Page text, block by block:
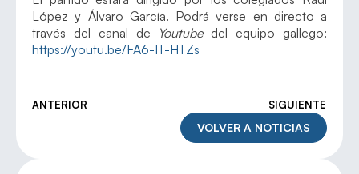
López y Álvaro García. Podrá verse en directo a
través del canal de
Youtubedel equipo gallego:
https://youtu.be/FA6-IT-HTZs
ANTERIOR SIGUIENTE
VOLVER A NOTICIAS